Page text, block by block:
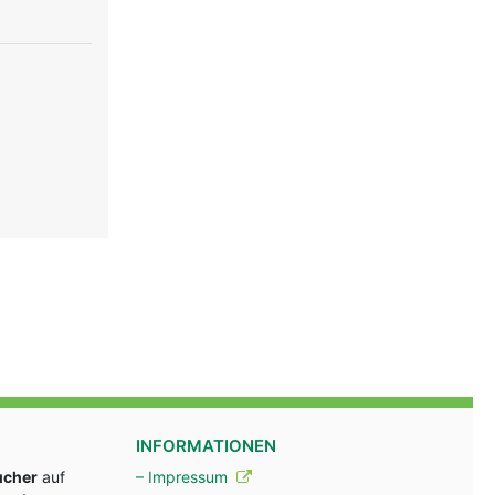
auf
INFORMATIONEN
– Impressum